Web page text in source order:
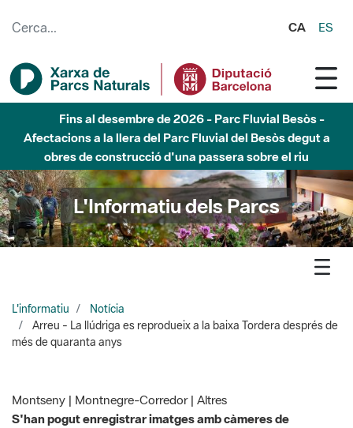
CA ES
Fins al desembre de 2026 - Parc Fluvial Besòs -
Afectacions a la llera del Parc Fluvial del Besòs degut a
obres de construcció d'una passera sobre el riu
L'Informatiu dels Parcs
L'informatiu
Notícia
Arreu - La llúdriga es reprodueix a la baixa Tordera després de
més de quaranta anys
Montseny | Montnegre-Corredor | Altres
S'han pogut enregistrar imatges amb càmeres de